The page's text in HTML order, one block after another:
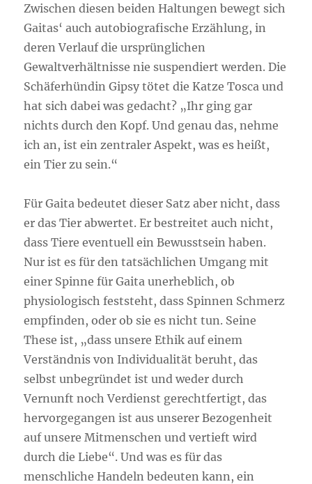
Zwischen diesen beiden Haltungen bewegt sich
Gaitas‘ auch autobiografische Erzählung, in
deren Verlauf die ursprünglichen
Gewaltverhältnisse nie suspendiert werden. Die
Schäferhündin Gipsy tötet die Katze Tosca und
hat sich dabei was gedacht? „Ihr ging gar
nichts durch den Kopf. Und genau das, nehme
ich an, ist ein zentraler Aspekt, was es heißt,
ein Tier zu sein.“
Für Gaita bedeutet dieser Satz aber nicht, dass
er das Tier abwertet. Er bestreitet auch nicht,
dass Tiere eventuell ein Bewusstsein haben.
Nur ist es für den tatsächlichen Umgang mit
einer Spinne für Gaita unerheblich, ob
physiologisch feststeht, dass Spinnen Schmerz
empfinden, oder ob sie es nicht tun. Seine
These ist, „dass unsere Ethik auf einem
Verständnis von Individualität beruht, das
selbst unbegründet ist und weder durch
Vernunft noch Verdienst gerechtfertigt, das
hervorgegangen ist aus unserer Bezogenheit
auf unsere Mitmenschen und vertieft wird
durch die Liebe“. Und was es für das
menschliche Handeln bedeuten kann, ein